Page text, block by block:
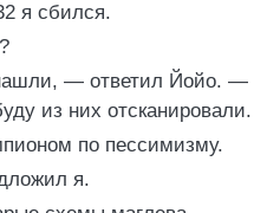
я сбился.
— ответил Йойо. —
из них отсканировали.
по пессимизму.
я.